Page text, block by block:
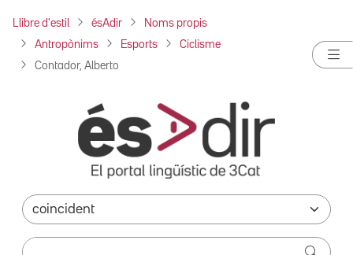
Llibre d'estil ésAdir Noms propis
Antropònims Esports Ciclisme
Contador, Alberto